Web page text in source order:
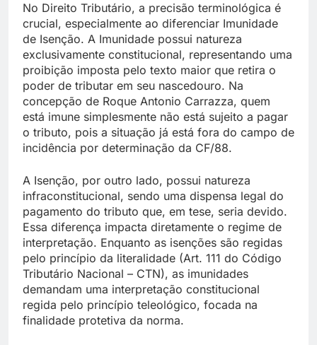
No Direito Tributário, a precisão terminológica é
crucial, especialmente ao diferenciar Imunidade
de Isenção. A Imunidade possui natureza
exclusivamente constitucional, representando uma
proibição imposta pelo texto maior que retira o
poder de tributar em seu nascedouro. Na
concepção de Roque Antonio Carrazza, quem
está imune simplesmente não está sujeito a pagar
o tributo, pois a situação já está fora do campo de
incidência por determinação da CF/88.
A Isenção, por outro lado, possui natureza
infraconstitucional, sendo uma dispensa legal do
pagamento do tributo que, em tese, seria devido.
Essa diferença impacta diretamente o regime de
interpretação. Enquanto as isenções são regidas
pelo princípio da literalidade (Art. 111 do Código
Tributário Nacional – CTN), as imunidades
demandam uma interpretação constitucional
regida pelo princípio teleológico, focada na
finalidade protetiva da norma.